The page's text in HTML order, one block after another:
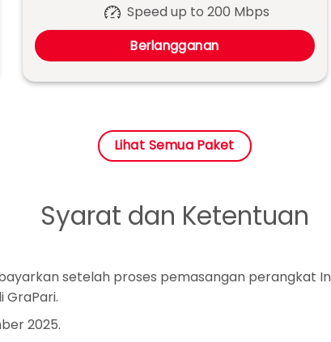
Speed up to 200 Mbps
Berlangganan
Lihat Semua Paket
Syarat dan Ketentuan
setelah proses pemasangan perangkat
GraPari.
2025.